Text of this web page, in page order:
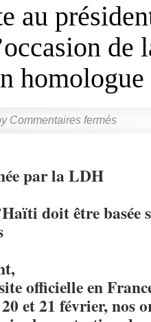
au
de
Commentaires fermés
par la LDH
doit être basée
officielle en
et 21 février, nos